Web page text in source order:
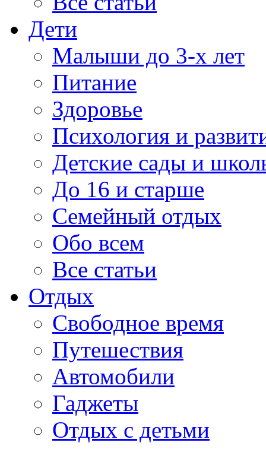
Дети
Малыши до 3-х лет
Питание
Здоровье
Психология и
Детские сады и
До 16 и старше
Семейный отдых
Обо всем
Все статьи
Отдых
Свободное время
Путешествия
Автомобили
Гаджеты
Отдых с детьми